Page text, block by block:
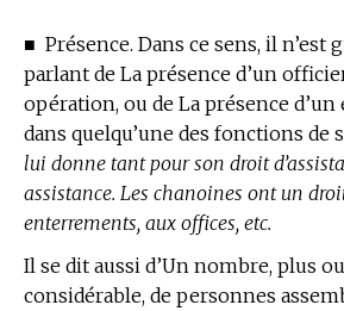
■ Présence. Dans ce sens, il n’est
parlant de La présence d’un
opération, ou de La présence d’un
dans quelqu’une des fonctions de
lui donne tant pour son droit
assistance. Les chanoines ont un
enterrements, aux offices, etc.
Il se dit aussi d’Un nombre, plus
considérable, de personnes